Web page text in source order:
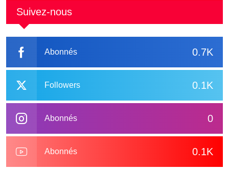
Suivez-nous
0.7K
Abonnés
0.1K
Followers
0
Abonnés
0.1K
Abonnés